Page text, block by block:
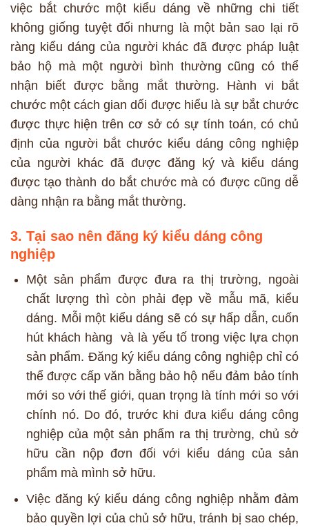
việc bắt chước một kiểu dáng về những chi tiết
không giống tuyệt đối nhưng là một bản sao lại rõ
ràng kiểu dáng của người khác đã được pháp luật
bảo hộ mà một người bình thường cũng có thể
nhận biết được bằng mắt thường. Hành vi bắt
chước một cách gian dối được hiểu là sự bắt chước
được thực hiện trên cơ sở có sự tính toán, có chủ
định của người bắt chước kiểu dáng công nghiệp
của người khác đã được đăng ký và kiểu dáng
được tạo thành do bắt chước mà có được cũng dễ
dàng nhận ra bằng mắt thường.
3. Tại sao nên đăng ký kiểu dáng công
nghiệp
Một sản phẩm được đưa ra thị trường, ngoài
chất lượng thì còn phải đẹp về mẫu mã, kiểu
dáng. Mỗi một kiểu dáng sẽ có sự hấp dẫn, cuốn
hút khách hàng và là yếu tố trong việc lựa chọn
sản phẩm. Đăng ký kiểu dáng công nghiệp chỉ có
thể được cấp văn bằng bảo hộ nếu đảm bảo tính
mới so với thế giới, quan trọng là tính mới so với
chính nó. Do đó, trước khi đưa kiểu dáng công
nghiệp của một sản phẩm ra thị trường, chủ sở
hữu cần nộp đơn đối với kiểu dáng của sản
phẩm mà mình sở hữu.
Việc đăng ký kiểu dáng công nghiệp nhằm đảm
bảo quyền lợi của chủ sở hữu, tránh bị sao chép,